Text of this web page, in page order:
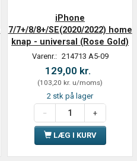
iPhone
7/7+/8/8+/SE(2020/2022) home
knap - universal (Rose Gold)
Varenr.: 214713 A5-09
129,00 kr.
(103,20 kr. u/moms)
2 stk på lager
LÆG I KURV